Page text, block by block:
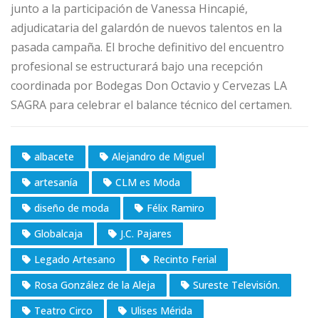
junto a la participación de Vanessa Hincapié,
adjudicataria del galardón de nuevos talentos en la
pasada campaña. El broche definitivo del encuentro
profesional se estructurará bajo una recepción
coordinada por Bodegas Don Octavio y Cervezas LA
SAGRA para celebrar el balance técnico del certamen.
albacete
Alejandro de Miguel
artesanía
CLM es Moda
diseño de moda
Félix Ramiro
Globalcaja
J.C. Pajares
Legado Artesano
Recinto Ferial
Rosa González de la Aleja
Sureste Televisión.
Teatro Circo
Ulises Mérida